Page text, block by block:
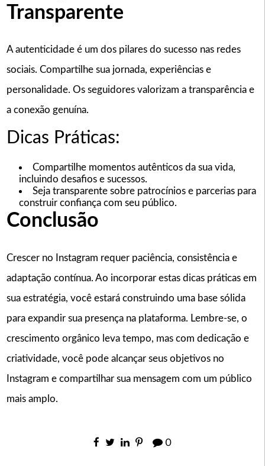
Transparente
A autenticidade é um dos pilares do sucesso nas redes
sociais. Compartilhe sua jornada, experiências e
personalidade. Os seguidores valorizam a transparência e
a conexão genuína.
Dicas Práticas:
Compartilhe momentos autênticos da sua vida,
incluindo desafios e sucessos.
Seja transparente sobre patrocínios e parcerias para
construir confiança com seu público.
Conclusão
Crescer no Instagram requer paciência, consistência e
adaptação contínua. Ao incorporar estas dicas práticas em
sua estratégia, você estará construindo uma base sólida
para expandir sua presença na plataforma. Lembre-se, o
crescimento orgânico leva tempo, mas com dedicação e
criatividade, você pode alcançar seus objetivos no
Instagram e compartilhar sua mensagem com um público
mais amplo.
0